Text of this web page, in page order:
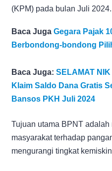
(KPM) pada bulan Juli 2024.
Baca Juga Gegara Pajak
Berbondong-bondong
Baca Juga: SELAMAT
Klaim Saldo Dana Gratis
Bansos PKH Juli 2024
Tujuan utama BPNT
masyarakat terhadap
mengurangi tingkat